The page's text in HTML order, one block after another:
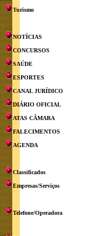
Turismo
NOTÍCIAS
CONCURSOS
SAÚDE
ESPORTES
CANAL JURÍDICO
DIÁRIO OFICIAL
ATAS CÂMARA
FALECIMENTOS
AGENDA
Classificados
Empresas/Serviços
Telefone/Operadora